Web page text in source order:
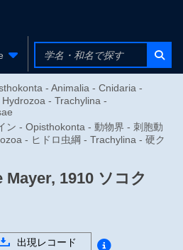
- Animalia - Cnidaria -
- Trachylina -
ン - Opisthokonta - 動物界 - 刺胞動
- ヒドロ虫綱 - Trachylina - 硬ク
Mayer, 1910 ソコク
出現レコード